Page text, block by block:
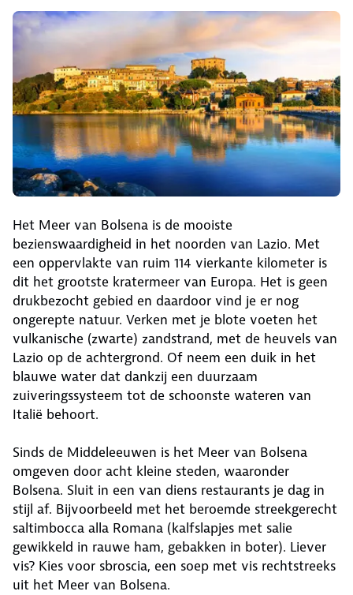
Het Meer van Bolsena is de mooiste
bezienswaardigheid in het noorden van Lazio. Met
een oppervlakte van ruim 114 vierkante kilometer is
dit het grootste kratermeer van Europa. Het is geen
drukbezocht gebied en daardoor vind je er nog
ongerepte natuur. Verken met je blote voeten het
vulkanische (zwarte) zandstrand, met de heuvels van
Lazio op de achtergrond. Of neem een duik in het
blauwe water dat dankzij een duurzaam
zuiveringssysteem tot de schoonste wateren van
Italië behoort.
Sinds de Middeleeuwen is het Meer van Bolsena
omgeven door acht kleine steden, waaronder
Bolsena. Sluit in een van diens restaurants je dag in
stijl af. Bijvoorbeeld met het beroemde streekgerecht
saltimbocca alla Romana (kalfslapjes met salie
gewikkeld in rauwe ham, gebakken in boter). Liever
vis? Kies voor sbroscia, een soep met vis rechtstreeks
uit het Meer van Bolsena.